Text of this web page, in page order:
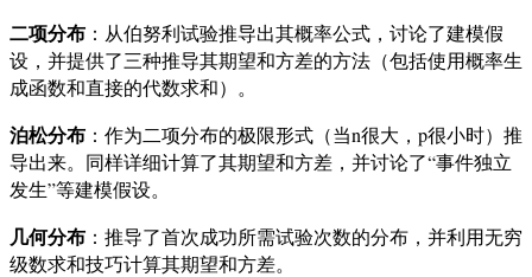
二项分布 ：从伯努利试验推导出其概率公式，讨论了建模假
设，并提供了三种推导其期望和方差的方法（包括使用概率生
成函数和直接的代数求和）。
泊松分布 ：作为二项分布的极限形式（当n很大，p很小时）推
导出来。同样详细计算了其期望和方差，并讨论了“事件独立
发生”等建模假设。
几何分布 ：推导了首次成功所需试验次数的分布，并利用无穷
级数求和技巧计算其期望和方差。